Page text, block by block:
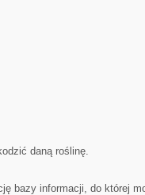
daną roślinę.
bazy informacji, do której